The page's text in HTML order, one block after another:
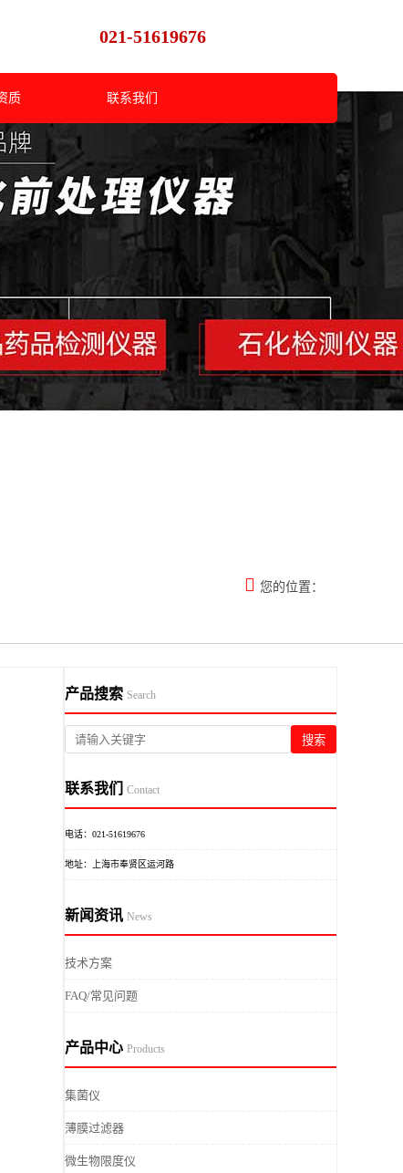
021-51619676
质 联系我们
 您的位置：
产品搜索 Search
搜索
联系我们 Contact
电话：021-51619676
地址：上海市奉贤区运河路
新闻资讯 News
技术方案
FAQ/常见问题
产品中心 Products
集菌仪
薄膜过滤器
微生物限度仪